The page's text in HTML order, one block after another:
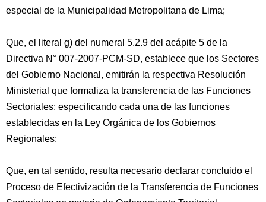
especial de la Municipalidad Metropolitana de Lima;
Que, el literal g) del numeral 5.2.9 del acápite 5 de la
Directiva N° 007-2007-PCM-SD, establece que los Sectores
del Gobierno Nacional, emitirán la respectiva Resolución
Ministerial que formaliza la transferencia de las Funciones
Sectoriales; especificando cada una de las funciones
establecidas en la Ley Orgánica de los Gobiernos
Regionales;
Que, en tal sentido, resulta necesario declarar concluido el
Proceso de Efectivización de la Transferencia de Funciones